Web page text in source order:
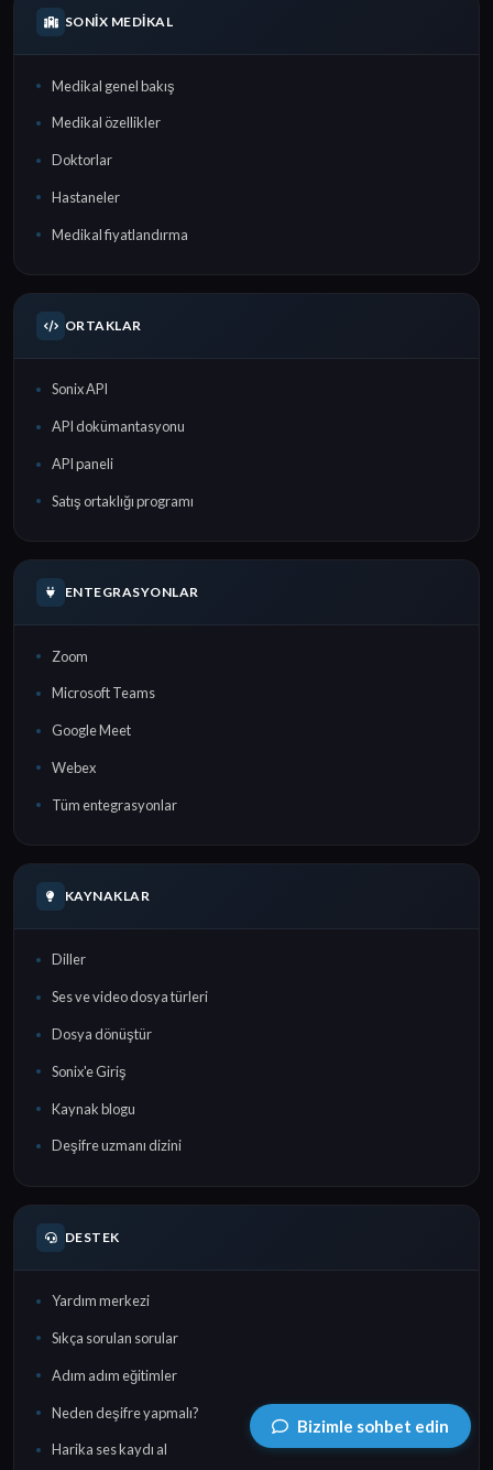
SONIX MEDIKAL
Medikal genel bakış
Medikal özellikler
Doktorlar
Hastaneler
Medikal fiyatlandırma
ORTAKLAR
Sonix API
API dokümantasyonu
API paneli
Satış ortaklığı programı
ENTEGRASYONLAR
Zoom
Microsoft Teams
Google Meet
Webex
Tüm entegrasyonlar
KAYNAKLAR
Diller
Ses ve video dosya türleri
Dosya dönüştür
Sonix'e Giriş
Kaynak blogu
Deşifre uzmanı dizini
DESTEK
Yardım merkezi
Sıkça sorulan sorular
Adım adım eğitimler
Neden deşifre yapmalı?
Harika ses kaydı al
Bizimle sohbet edin